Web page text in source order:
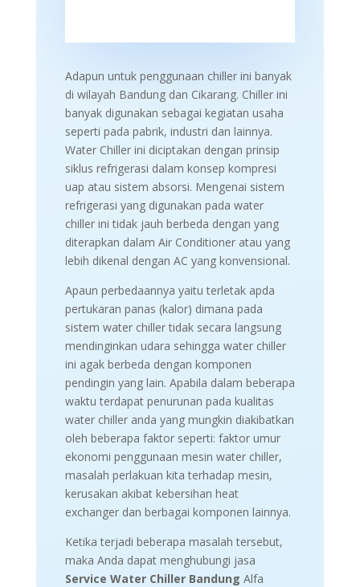
Adapun untuk penggunaan chiller ini banyak
di wilayah Bandung dan Cikarang. Chiller ini
banyak digunakan sebagai kegiatan usaha
seperti pada pabrik, industri dan lainnya.
Water Chiller ini diciptakan dengan prinsip
siklus refrigerasi dalam konsep kompresi
uap atau sistem absorsi. Mengenai sistem
refrigerasi yang digunakan pada water
chiller ini tidak jauh berbeda dengan yang
diterapkan dalam Air Conditioner atau yang
lebih dikenal dengan AC yang konvensional.
Apaun perbedaannya yaitu terletak apda
pertukaran panas (kalor) dimana pada
sistem water chiller tidak secara langsung
mendinginkan udara sehingga water chiller
ini agak berbeda dengan komponen
pendingin yang lain. Apabila dalam beberapa
waktu terdapat penurunan pada kualitas
water chiller anda yang mungkin diakibatkan
oleh beberapa faktor seperti: faktor umur
ekonomi penggunaan mesin water chiller,
masalah perlakuan kita terhadap mesin,
kerusakan akibat kebersihan heat
exchanger dan berbagai komponen lainnya.
Ketika terjadi beberapa masalah tersebut,
maka Anda dapat menghubungi jasa
Service Water Chiller Bandung Alfa